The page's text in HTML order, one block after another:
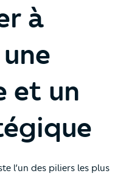
à
et un
l’un des piliers les plus